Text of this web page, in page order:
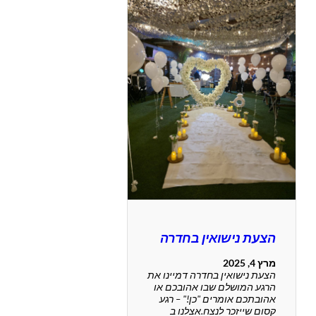
הצעת נישואין בחדרה
מרץ 4, 2025
הצעת נישואין בחדרה דמיינו את
הרגע המושלם שבו אהובכם או
אהובתכם אומרים "כן!" – רגע
קסום שייזכר לנצח.אצלנו ב